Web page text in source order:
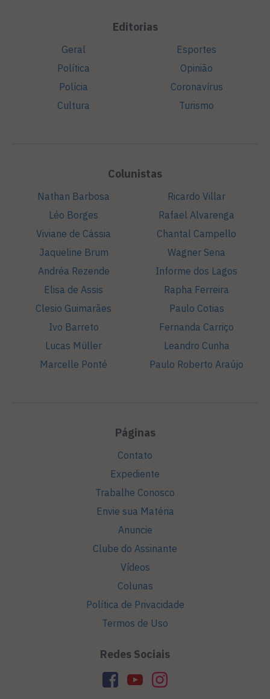
Editorias
Geral
Política
Polícia
Cultura
Esportes
Opinião
Coronavírus
Turismo
Colunistas
Nathan Barbosa
Léo Borges
Viviane de Cássia
Jaqueline Brum
Andréa Rezende
Elisa de Assis
Clesio Guimarães
Ivo Barreto
Lucas Müller
Marcelle Ponté
Ricardo Villar
Rafael Alvarenga
Chantal Campello
Wagner Sena
Informe dos Lagos
Rapha Ferreira
Paulo Cotias
Fernanda Carriço
Leandro Cunha
Paulo Roberto Araújo
Páginas
Contato
Expediente
Trabalhe Conosco
Envie sua Matéria
Anuncie
Clube do Assinante
Vídeos
Colunas
Política de Privacidade
Termos de Uso
Redes Sociais